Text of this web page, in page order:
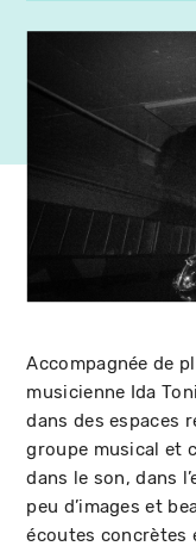
Accompagnée de
musicienne Ida
dans des espaces
groupe musical et
dans le son, dans
peu d’images et
écoutes concrètes